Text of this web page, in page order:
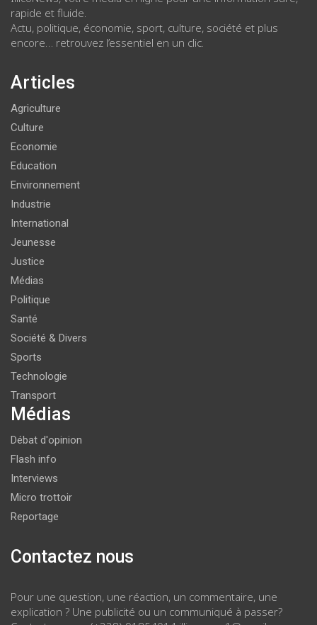
rapide et fluide.
Actu, politique, économie, sport, culture, société et plus
encore… retrouvez l’essentiel en un clic.
Articles
Agriculture
Culture
Economie
Education
Environnement
Industrie
International
Jeunesse
Justice
Médias
Politique
Santé
Société & Divers
Sports
Technologie
Transport
Médias
Débat d'opinion
Flash info
Interviews
Micro trottoir
Reportage
Contactez nous
Pour une question, une réaction, un commentaire, une
explication ? Une publicité ou un communiqué à passer?